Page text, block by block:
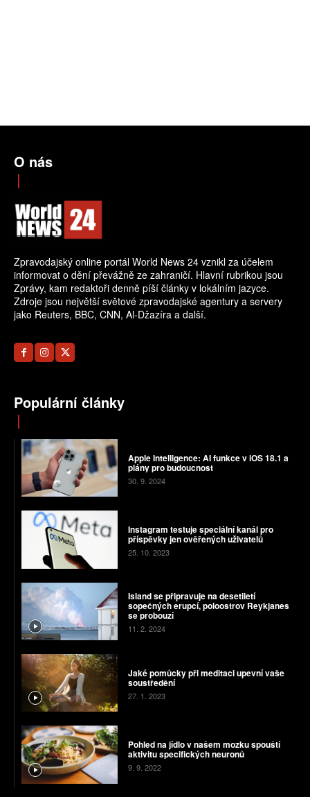
O nás
Zpravodajský online portál World News 24 vznikl za účelem
informovat o dění převážně ze zahraničí. Hlavní rubrikou jsou
Zprávy, kam redaktoři denně píší články v lokálním jazyce.
Zdroje jsou největší světové zpravodajské agentury a servery
jako Reuters, BBC, CNN, Al-Džazíra a další.
Populární články
Apple Intelligence: AI funkce v iOS 18.1 a
plány pro budoucnost
30. 9. 2024
Instagram testuje speciální kanál pro
příspěvky jen ověřených uživatelů
25. 10. 2023
Island se připravuje na desetiletí
sopečných erupcí, poloostrov Reykjanes
se probouzí
11. 2. 2024
Jaké pomůcky při meditaci upevní vaše
soustředění
27. 1. 2023
Pohled na jídlo v našem mozku spouští
aktivitu specifických neuronů
9. 9. 2022